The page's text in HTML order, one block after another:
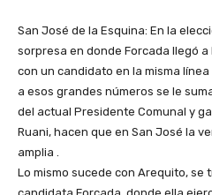
San José de la Esquina: En la
sorpresa en donde Forcada llegó
con un candidato en la misma
a esos grandes números se le
del actual Presidente Comunal y
Ruani, hacen que en San José la
amplia .
Lo mismo sucede con Arequito, se